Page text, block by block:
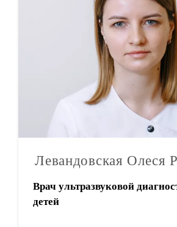
Левандовская Олеся
Врач ультразвуковой
детей